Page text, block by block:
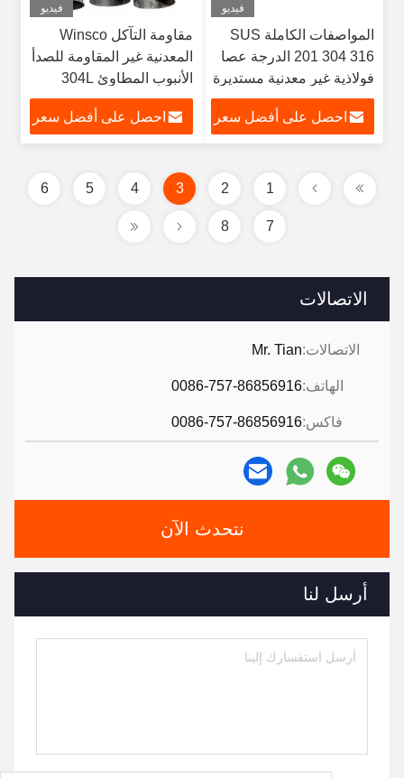
الاتصالات
الاتصالات:Mr. Tian
الهاتف:0086-757-86856916
فاكس:0086-757-86856916
نتحدث الآن
أرسل لنا
فيديو
المواصفات الكاملة SUS
201 304 316 الدرجة عصا
فولاذية غير معدنية مستديرة
سوقاري مسطحة زاوية
هكساجونية قناة شكل
قضيب الفولاذ المقاوم للصدأ
احصل على أفضل سعر
فيديو
مقاومة التآكل Winsco
المعدنية غير المقاومة للصدأ
الأنبوب المطاوئ 304L
الصف الفولاذ المقاوم للصدأ
احصل على أفضل سعر
1
2
3
4
5
6
7
8